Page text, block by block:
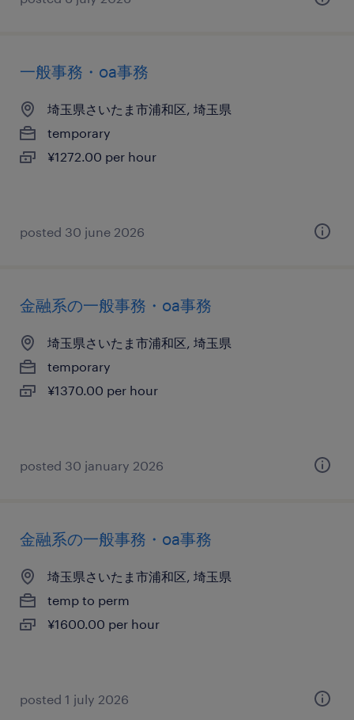
一般事務・oa事務
埼玉県さいたま市浦和区, 埼玉県
temporary
¥1272.00 per hour
posted 30 june 2026
金融系の一般事務・oa事務
埼玉県さいたま市浦和区, 埼玉県
temporary
¥1370.00 per hour
posted 30 january 2026
金融系の一般事務・oa事務
埼玉県さいたま市浦和区, 埼玉県
temp to perm
¥1600.00 per hour
posted 1 july 2026